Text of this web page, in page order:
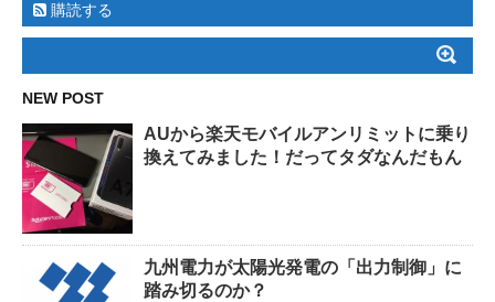
購読する
NEW POST
AUから楽天モバイルアンリミットに乗り
換えてみました！だってタダなんだもん
九州電力が太陽光発電の「出力制御」に
踏み切るのか？